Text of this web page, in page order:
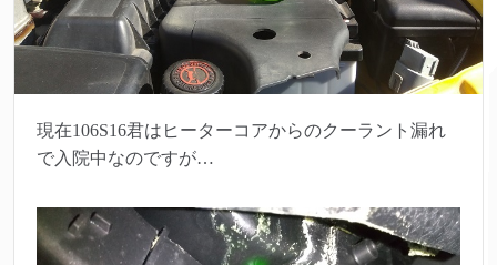
現在106S16君はヒーターコアからのクーラント漏れ
で入院中なのですが…